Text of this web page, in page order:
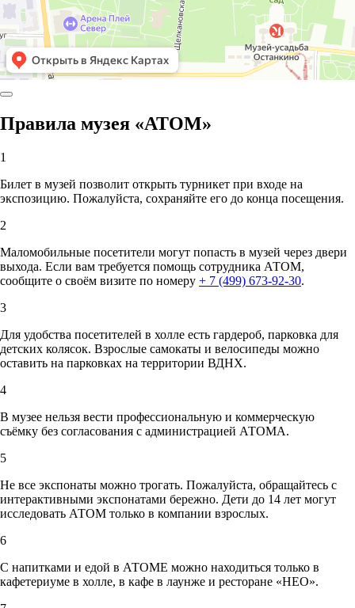
Правила музея «АТОМ»
1
Билет в музей позволит открыть турникет при входе на
экспозицию. Пожалуйста, сохраняйте его до конца посещения.
2
Маломобильные посетители могут попасть в музей через двери
выхода. Если вам требуется помощь сотрудника АТОМ,
сообщите о своём визите по номеру + 7 (499) 673-92-30.
3
Для удобства посетителей в холле есть гардероб, парковка для
детских колясок. Взрослые самокаты и велосипеды можно
оставить на парковках на территории ВДНХ.
4
В музее нельзя вести профессиональную и коммерческую
съёмку без согласования с администрацией АТОМА.
5
Не все экспонаты можно трогать. Пожалуйста, обращайтесь с
интерактивными экспонатами бережно. Дети до 14 лет могут
исследовать АТОМ только в компании взрослых.
6
С напитками и едой в АТОМЕ можно находиться только в
кафетериуме в холле, в кафе в лаунже и ресторане «НЕО».